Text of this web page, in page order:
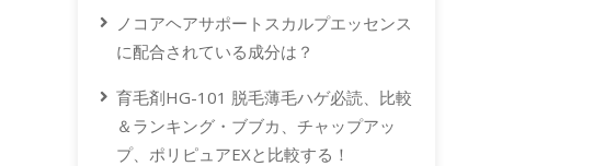
ノコアヘアサポートスカルプエッセンス
に配合されている成分は？
育毛剤HG-101 脱毛薄毛ハゲ必読、比較
＆ランキング・ブブカ、チャップアッ
プ、ポリピュアEXと比較する！